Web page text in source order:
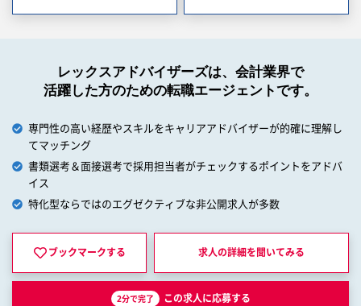
レックスアドバイザーズは、会計業界で
活躍した方のための転職エージェントです。
専門性の高い経歴やスキルをキャリアアドバイザーが的確に理解し
てマッチング
書類選考＆面接選考で採用担当者がチェックするポイントをアドバ
イス
特化型ならではのエグゼクティブな非公開求人が多数
ブックマークする 求人の詳細を聞いてみる
2分で完了 この求人に応募する